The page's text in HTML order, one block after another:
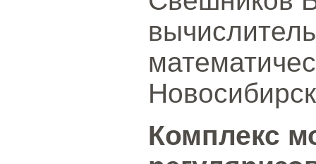
Комплекс